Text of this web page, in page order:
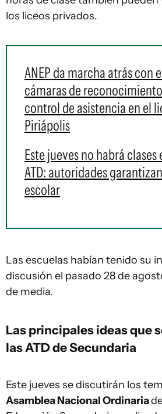
los liceos privados.
ANEP da marcha atrás con
cámaras de
control de asistencia en el
Piriápolis
Este jueves no habrá
ATD: autoridades
escolar
Las escuelas habían tenido su
discusión el pasado 28 de
de media.
Las principales ideas que
las ATD de Secundaria
Este jueves se discutirán los
Asamblea Nacional Ordinaria